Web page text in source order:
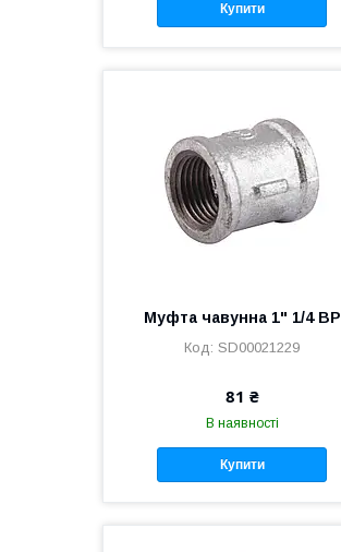
Купити
Муфта чавунна 1" 1/4 ВР
SD00021229
81 ₴
В наявності
Купити